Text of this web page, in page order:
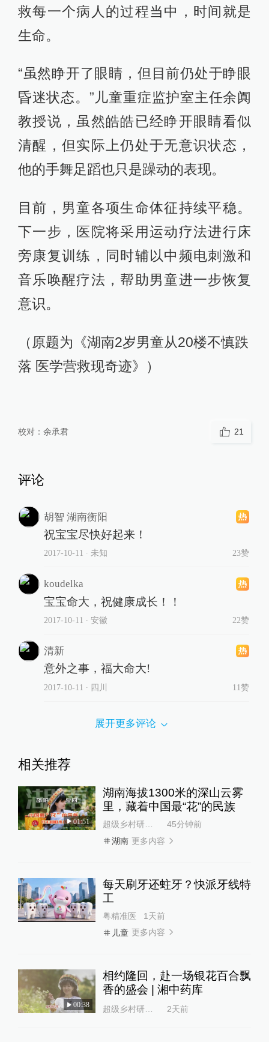
救每一个病人的过程当中，时间就是
生命。
“虽然睁开了眼睛，但目前仍处于睁眼
昏迷状态。”儿童重症监护室主任余阗
教授说，虽然皓皓已经睁开眼睛看似
清醒，但实际上仍处于无意识状态，
他的手舞足蹈也只是躁动的表现。
目前，男童各项生命体征持续平稳。
下一步，医院将采用运动疗法进行床
旁康复训练，同时辅以中频电刺激和
音乐唤醒疗法，帮助男童进一步恢复
意识。
（原题为《湖南2岁男童从20楼不慎跌
落 医学营救现奇迹》）
校对： 余承君 21
评论
胡智 湖南衡阳
祝宝宝尽快好起来！
2017-10-11 ∙ 未知 23赞
koudelka
宝宝命大，祝健康成长！！
2017-10-11 ∙ 安徽 22赞
清新
意外之事，福大命大!
2017-10-11 ∙ 四川 11赞
展开更多评论
相关推荐
01:51
湖南海拔1300米的深山云雾
里，藏着中国最“花”的民族
超级乡村研究所
45分钟前
湖南 更多内容
每天刷牙还蛀牙？快派牙线特
工
粤精准医
1天前
儿童 更多内容
00:38
相约隆回，赴一场银花百合飘
香的盛会 | 湘中药库
超级乡村研究所 2天前